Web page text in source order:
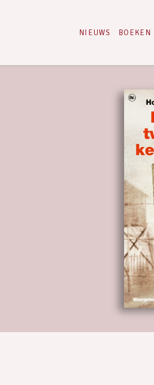
NIEUWS BOEKEN